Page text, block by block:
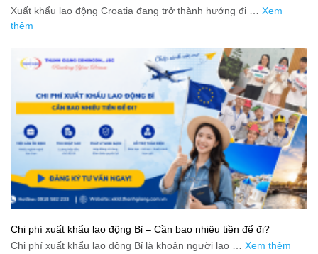
Xuất khẩu lao động Croatia đang trở thành hướng đi … Xem
thêm
Chi phí xuất khẩu lao động Bỉ – Cần bao nhiêu tiền để đi?
Chi phí xuất khẩu lao động Bỉ là khoản người lao … Xem thêm